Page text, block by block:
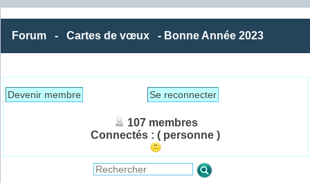
Forum - Cartes de vœux - Bonne Année 2023
Devenir membre Se reconnecter
107 membres
Connectés : ( personne )